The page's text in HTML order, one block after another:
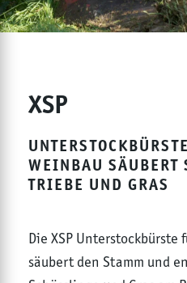
XSP
WEINBAU SÄUBERT
TRIEBE UND GRAS
Die XSP Unterstockbürste
säubert den Stamm und